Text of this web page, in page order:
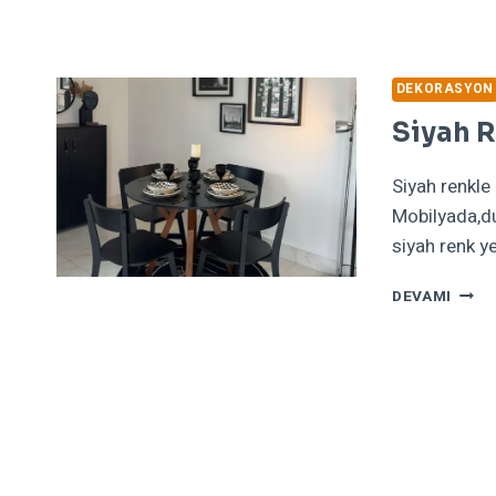
DEKORASYON
Siyah
Siyah
siyah renk
DEVAMI SIYAH